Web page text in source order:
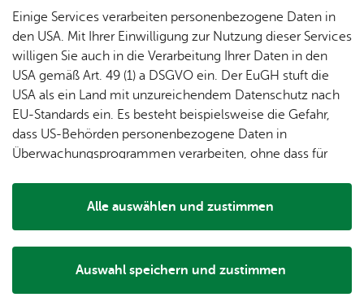
chen­
markt
Mit­tei­
lungs­
blatt
Ge­
schic
h­te
Lo­ka­le
Agen­
da
Ein­
rich­
tun­
gen
sowie die Rosenkranzkapelle, die 1625 erbaut wurde,
blieben dabei erhalten. In der Rosenkranzkapelle ist ein
Einige Services verarbeiten personenbezogene Daten in
den USA. Mit Ihrer Einwilligung zur Nutzung dieser Services
willigen Sie auch in die Verarbeitung Ihrer Daten in den
USA gemäß Art. 49 (1) a DSGVO ein. Der EuGH stuft die
USA als ein Land mit unzureichendem Datenschutz nach
EU-Standards ein. Es besteht beispielsweise die Gefahr,
dass US-Behörden personenbezogene Daten in
Überwachungsprogrammen verarbeiten, ohne dass für
Auswahl speichern und zustimmen
Alle auswählen und zustimmen